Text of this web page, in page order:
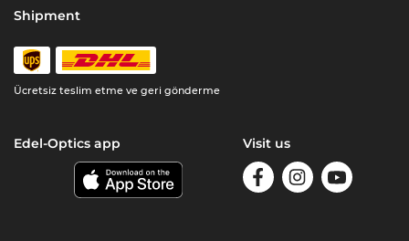
Shipment
Ücretsiz teslim etme ve geri gönderme
Edel-Optics app Visit us